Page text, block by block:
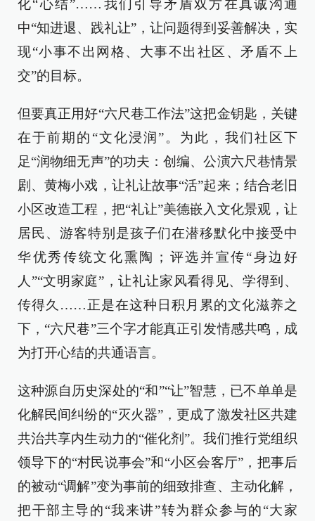
化“心结”……我们引导矛盾双方在真诚沟通
中“知进退、践礼让”，让问题得到妥善解决，实
现“小事不出网格、大事不出社区、矛盾不上
交”的目标。
但要真正用好“六尺巷工作法”这把金钥匙，关键
在于前期的“文化浸润”。为此，我们社区下
足“润物细无声”的功夫：创编、公演六尺巷情景
剧、黄梅小戏，让礼让故事“活”起来；结合老旧
小区改造工程，把“礼让”美德嵌入文化景观，让
居民、游客特别是孩子们在潜移默化中接受中
华优秀传统文化熏陶；评选并宣传“身边好
人”“文明家庭”，让礼让家风看得见、学得到、
传得久……正是在这种日积月累的文化滋养之
下，“六尺巷”三个字才能真正引发情感共鸣，成
为打开心结的共通语言。
这种源自历史深处的“和”“让”智慧，已不单单是
化解民间纠纷的“灭火器”，更成了激发社区共建
共治共享内生动力的“催化剂”。我们推行党组织
领导下的“村民说事会”和“小区会客厅”，把事后
的被动“调解”变为事前的细致排查、主动化解，
把干部主导的“我来讲”转为群众参与的“大家